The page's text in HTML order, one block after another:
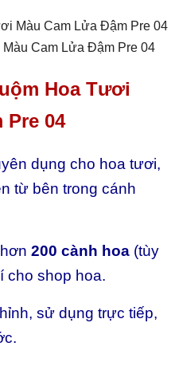
Cam Lửa Đậm Pre 04
Hoa Tươi
Pre 04
dụng cho hoa tươi,
từ bên trong cánh
200 cành hoa (tùy
cho shop hoa.
sử dụng trực tiếp,